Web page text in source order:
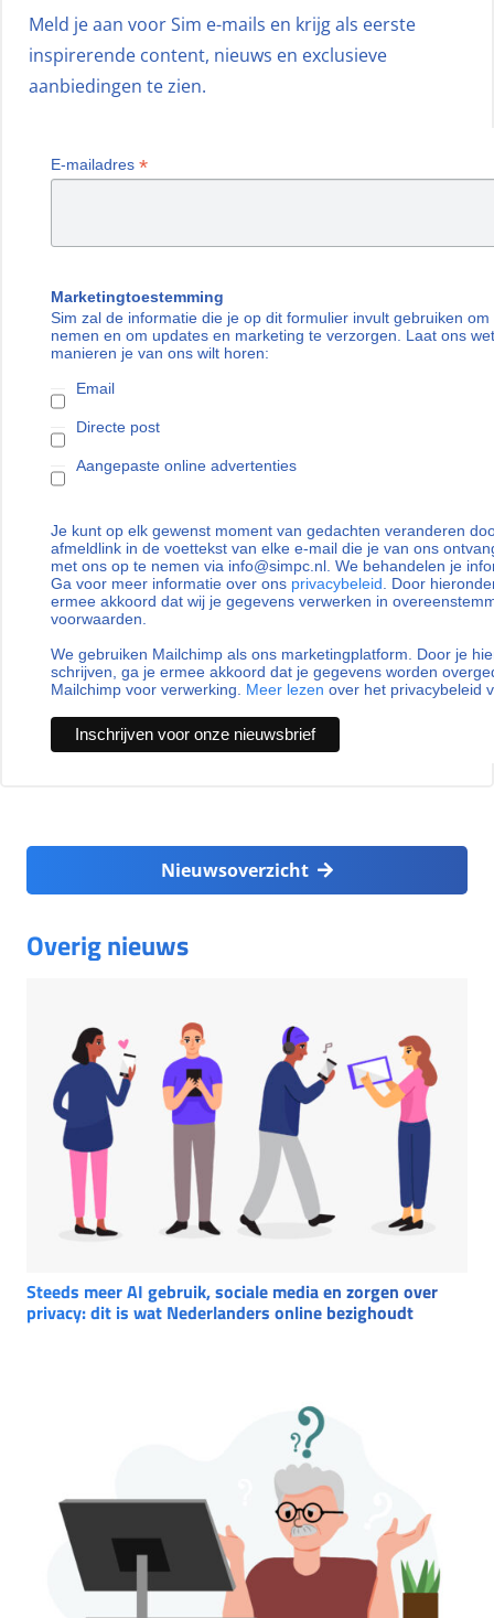
Meld je aan voor Sim e-mails en krijg als eerste
inspirerende content, nieuws en exclusieve
aanbiedingen te zien.
E-mailadres *
Marketingtoestemming
Sim zal de informatie die je op dit formulier invult gebruiken
nemen en om updates en marketing te verzorgen. Laat ons
manieren je van ons wilt horen:
Email
Directe post
Aangepaste online advertenties
Je kunt op elk gewenst moment van gedachten veranderen
afmeldlink in de voettekst van elke e-mail die je van ons
met ons op te nemen via info@simpc.nl. We behandelen je
Ga voor meer informatie over ons privacybeleid . Door
ermee akkoord dat wij je gegevens verwerken in
voorwaarden.
We gebruiken Mailchimp als ons marketingplatform. Door je
schrijven, ga je ermee akkoord dat je gegevens worden
Mailchimp voor verwerking. Meer lezen over het privacybeleid
Nieuwsoverzicht
Overig nieuws
Steeds meer AI gebruik, sociale media en zorgen over
privacy: dit is wat Nederlanders online bezighoudt